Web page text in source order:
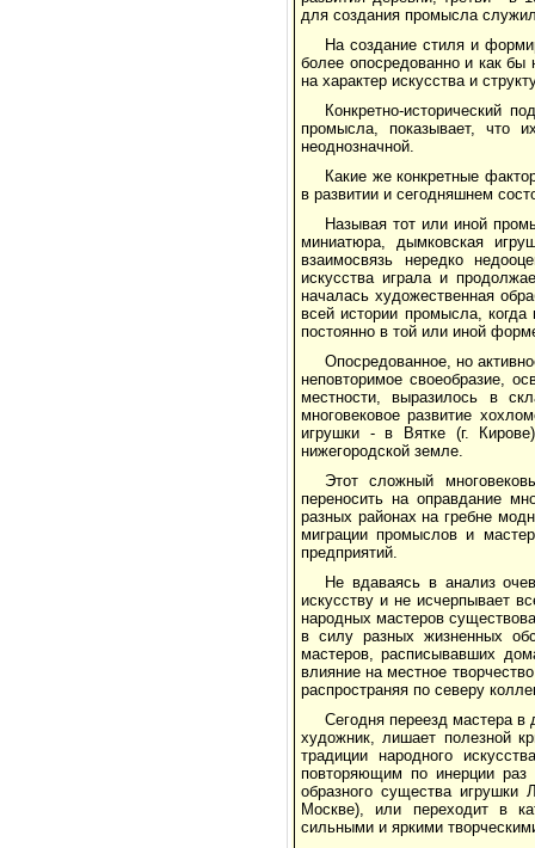
для создания промысла служил
На создание стиля и
более опосредованно и как бы
на характер искусства и
Конкретно-исторический
промысла, показывает, что
неоднозначной.
Какие же конкретные
в развитии и сегодняшнем
Называя тот или иной
миниатюра, дымковская
взаимосвязь нередко
искусства играла и
началась художественная
всей истории промысла,
постоянно в той или иной
Опосредованное, но
неповторимое своеобразие,
местности, выразилось в
многовековое развитие
игрушки - в Вятке (г.
нижегородской земле.
Этот сложный
переносить на оправдание
разных районах на гребне
миграции промыслов и
предприятий.
Не вдаваясь в анализ
искусству и не исчерпывает
народных мастеров
в силу разных жизненных
мастеров, расписывавших
влияние на местное
распространяя по северу
Сегодня переезд мастера в
художник, лишает полезной
традиции народного
повторяющим по инерции раз
образного существа
Москве), или переходит в
сильными и яркими